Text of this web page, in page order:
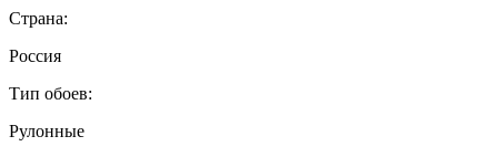
Страна:
Россия
Тип обоев:
Рулонные